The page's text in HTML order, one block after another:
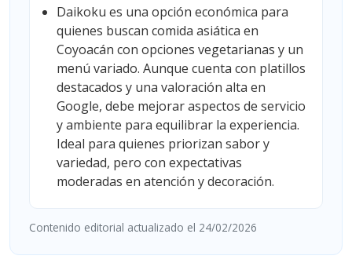
Daikoku es una opción económica para
quienes buscan comida asiática en
Coyoacán con opciones vegetarianas y un
menú variado. Aunque cuenta con platillos
destacados y una valoración alta en
Google, debe mejorar aspectos de servicio
y ambiente para equilibrar la experiencia.
Ideal para quienes priorizan sabor y
variedad, pero con expectativas
moderadas en atención y decoración.
Contenido editorial actualizado el 24/02/2026